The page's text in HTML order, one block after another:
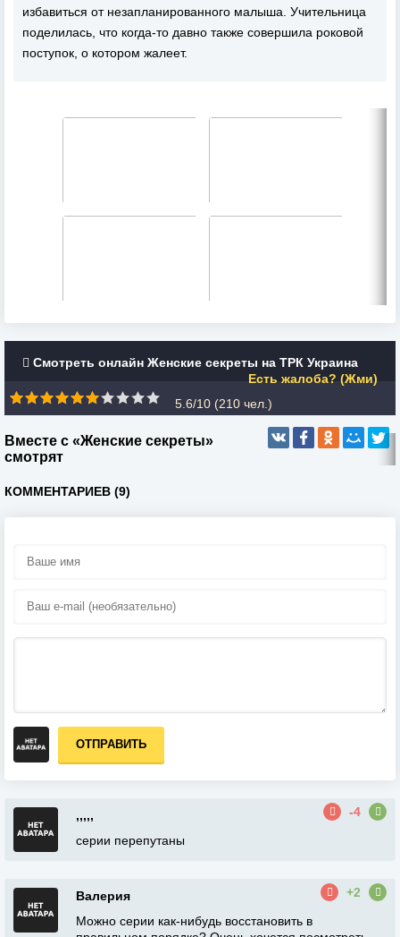
избавиться от незапланированного малыша. Учительница
поделилась, что когда-то давно также совершила роковой
поступок, о котором жалеет.
Смотреть онлайн Женские секреты на ТРК Украина
Есть жалоба? (Жми)
5.6/10 (210 чел.)
Вместе с «Женские секреты»
смотрят
КОММЕНТАРИЕВ (9)
ОТПРАВИТЬ
,,,,,
-4
серии перепутаны
Валерия
+2
Можно серии как-нибудь восстановить в